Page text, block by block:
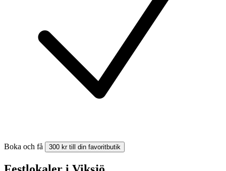
Boka och få 300 kr till din favoritbutik